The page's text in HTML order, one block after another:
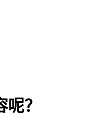
？